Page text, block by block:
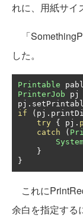
れに、用紙サイ
「
した。
Printable
PrinterJob pj
pj .
if
( pj .
try
{ pj .
catch
(
}
}
これに
余白を指定する